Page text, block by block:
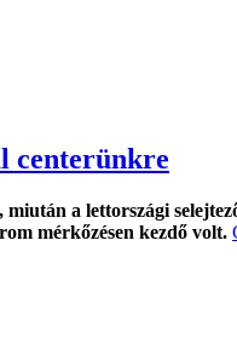
centerünkre
a lettországi
mérkőzésen kezdő volt.